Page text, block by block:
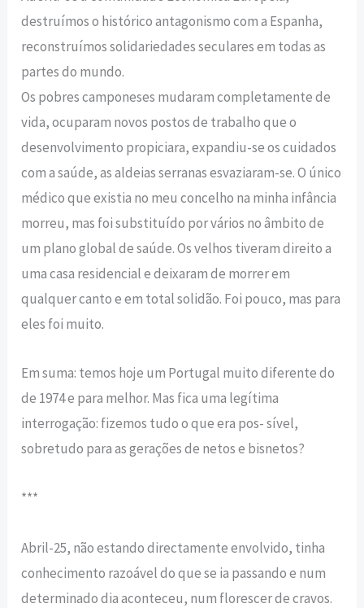
destruímos o histórico antagonismo com a Espanha,
reconstruímos solidariedades seculares em todas as
partes do mundo.
Os pobres camponeses mudaram completamente de
vida, ocuparam novos postos de trabalho que o
desenvolvimento propiciara, expandiu-se os cuidados
com a saúde, as aldeias serranas esvaziaram-se. O único
médico que existia no meu concelho na minha infância
morreu, mas foi substituído por vários no âmbito de
um plano global de saúde. Os velhos tiveram direito a
uma casa residencial e deixaram de morrer em
qualquer canto e em total solidão. Foi pouco, mas para
eles foi muito.
Em suma: temos hoje um Portugal muito diferente do
de 1974 e para melhor. Mas fica uma legítima
interrogação: fizemos tudo o que era pos- sível,
sobretudo para as gerações de netos e bisnetos?
***
Abril-25, não estando directamente envolvido, tinha
conhecimento razoável do que se ia passando e num
determinado dia aconteceu, num florescer de cravos.